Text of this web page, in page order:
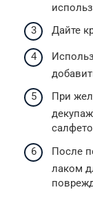
Дайте
При
После
лаком